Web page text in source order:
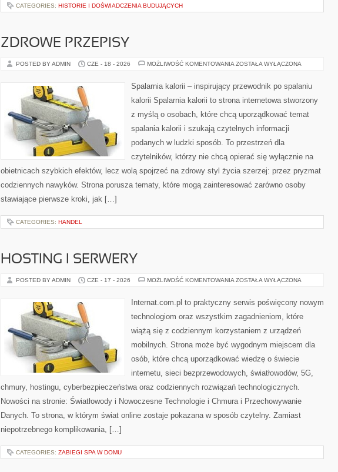
CATEGORIES: HISTORIE I DOŚWIADCZENIA BUDUJĄCYCH
ZDROWE PRZEPISY
POSTED BY ADMIN CZE - 18 - 2026 MOŻLIWOŚĆ KOMENTOWANIA ZDROWE
ZOSTAŁA WYŁĄCZONA
Spalarnia kalorii – inspirujący przewodnik po spalaniu
kalorii Spalarnia kalorii to strona internetowa stworzony
z myślą o osobach, które chcą uporządkować temat
spalania kalorii i szukają czytelnych informacji
podanych w ludzki sposób. To przestrzeń dla
czytelników, którzy nie chcą opierać się wyłącznie na
obietnicach szybkich efektów, lecz wolą spojrzeć na zdrowy styl życia szerzej: przez pryzmat
codziennych nawyków. Strona porusza tematy, które mogą zainteresować zarówno osoby
stawiające pierwsze kroki, jak […]
CATEGORIES: HANDEL
HOSTING I SERWERY
POSTED BY ADMIN CZE - 17 - 2026 MOŻLIWOŚĆ KOMENTOWANIA HOSTING
ZOSTAŁA WYŁĄCZONA
Internat.com.pl to praktyczny serwis poświęcony nowym
technologiom oraz wszystkim zagadnieniom, które
wiążą się z codziennym korzystaniem z urządzeń
mobilnych. Strona może być wygodnym miejscem dla
osób, które chcą uporządkować wiedzę o świecie
internetu, sieci bezprzewodowych, światłowodów, 5G,
chmury, hostingu, cyberbezpieczeństwa oraz codziennych rozwiązań technologicznych.
Nowości na stronie: Światłowody i Nowoczesne Technologie i Chmura i Przechowywanie
Danych. To strona, w którym świat online zostaje pokazana w sposób czytelny. Zamiast
niepotrzebnego komplikowania, […]
CATEGORIES: ZABIEGI SPA W DOMU